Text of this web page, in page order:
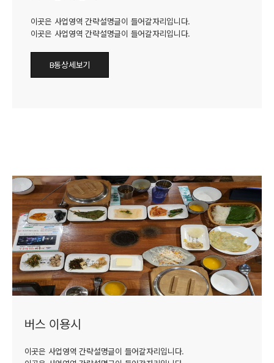
이곳은 사업영역 간략설명글이 들어갈자리입니다.
이곳은 사업영역 간략설명글이 들어갈자리입니다.
B동상세보기
버스 이용시
이곳은 사업영역 간략설명글이 들어갈자리입니다.